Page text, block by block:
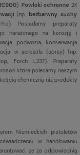
). Powłoki ochronne 2K
(np. bezbarwny suchy
Posiadamy preparaty
narażonego na korozję i
podwozia, konserwacja
w aerozolu (spray) (np.
Forch L237). Preparaty
które polecamy naszym
chemiczną niż produkty
Niemieckich pistoletów
w handlowaniu
że za odpowiednią